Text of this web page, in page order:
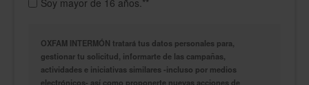
OXFAM INTERMÓN tratará tus datos personales para,
gestionar tu solicitud, informarte de las campañas,
actividades e iniciativas similares -incluso por medios
electrónicos- así como proponerte nuevas acciones de